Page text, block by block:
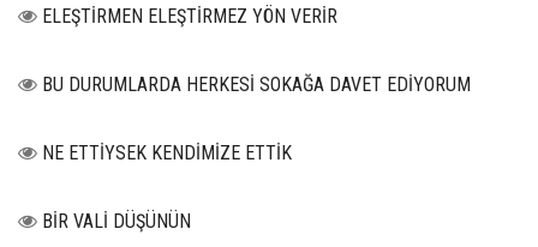
ELEŞTİRMEN ELEŞTİRMEZ YÖN VERİR
BU DURUMLARDA HERKESİ SOKAĞA DAVET EDİYORUM
NE ETTİYSEK KENDİMİZE ETTİK
BİR VALİ DÜŞÜNÜN